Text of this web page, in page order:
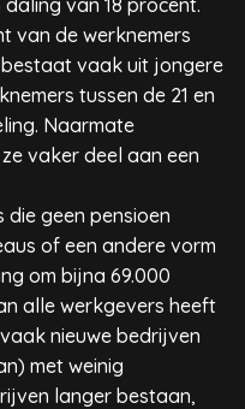
daling van 18 procent.
van de werknemers
vaak uit jongere
tussen de 21 en
Naarmate
vaker deel aan een
geen pensioen
of een andere vorm
om bijna 69.000
alle werkgevers heeft
nieuwe bedrijven
met weinig
langer bestaan,